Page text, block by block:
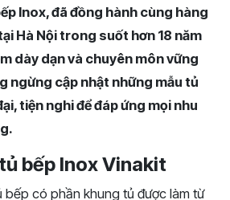
Inox, đã đồng hành cùng hàng
Hà Nội trong suốt hơn 18 năm
dày dạn và chuyên môn vững
ngừng cập nhật những mẫu tủ
tiện nghi để đáp ứng mọi nhu
bếp Inox Vinakit
bếp có phần khung tủ được làm từ